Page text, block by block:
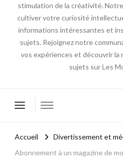
stimulation de la créativité.
cultiver votre curiosité
informations intéressantes et
sujets. Rejoignez notre
vos expériences et découvrir la
sujets sur Les
Accueil
Divertissement et
Abonnement à un magazine de